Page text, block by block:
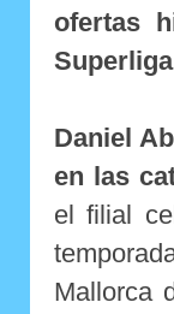
ofertas
Daniel
en las
el filial
Mallorca